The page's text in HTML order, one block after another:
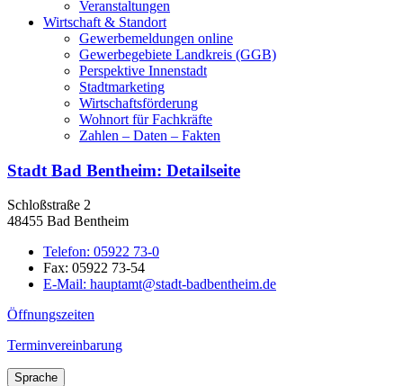
Veranstaltungen
Wirtschaft & Standort
Gewerbemeldungen online
Gewerbegebiete Landkreis (GGB)
Perspektive Innenstadt
Stadtmarketing
Wirtschaftsförderung
Wohnort für Fachkräfte
Zahlen – Daten – Fakten
Stadt Bad Bentheim: Detailseite
Schloßstraße 2
48455 Bad Bentheim
Telefon: 05922 73-0
Fax: 05922 73-54
E-Mail: hauptamt@stadt-badbentheim.de
Öffnungszeiten
Terminvereinbarung
Sprache